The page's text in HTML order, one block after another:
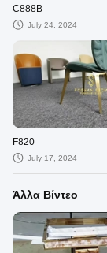
C888B
July 24, 2024
F820
July 17, 2024
Άλλα Βίντεο